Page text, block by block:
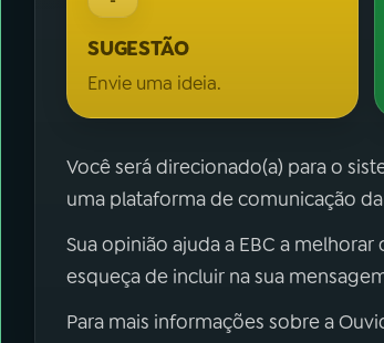
SUGESTÃO
Envie uma ideia.
Você será direcionado(a) para o
uma plataforma de comunicação
Sua opinião ajuda a EBC a
esqueça de incluir na sua
Para mais informações sobre a